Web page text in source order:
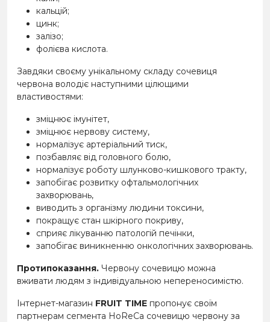
кальцій;
цинк;
залізо;
фолієва кислота.
Завдяки своєму унікальному складу сочевиця
червона володіє наступними цілющими
властивостями:
зміцнює імунітет,
зміцнює нервову систему,
нормалізує артеріальний тиск,
позбавляє від головного болю,
нормалізує роботу шлунково-кишкового тракту,
запобігає розвитку офтальмологічних
захворювань,
виводить з організму людини токсини,
покращує стан шкірного покриву,
сприяє лікуванню патологій печінки,
запобігає виникненню онкологічних захворювань.
Протипоказання. Червону сочевицю можна
вживати людям з індивідуальною непереносимістю.
Інтернет-магазин FRUIT TIME пропонує своїм
партнерам сегмента HoReCa сочевицю червону за